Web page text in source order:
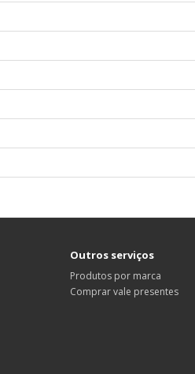
Outros serviços
Produtos por marca
Comprar vale presentes